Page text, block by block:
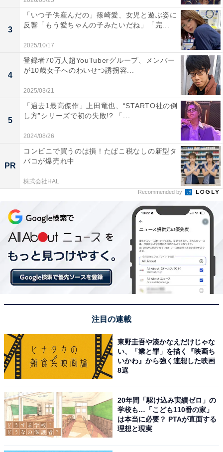
3
「いつ子供産んだの」篠崎愛、女児と遊ぶ姿に
反響「もう愛ちゃんの子みたいだね」「完...
2025/10/17
4
登録者70万人超YouTuberグループ、メンバー
が10歳女子へのわいせつ誘拐容...
2025/03/21
5
「過去1最高傑作」上田竜也、“STARTO社の倒
し方”シリーズで初の失敗!? 「...
2024/08/26
PR
コンビニで買うのは損！たばこ税なしの新型タ
バコが爆売れ中
株式会社HAL
Recommended by
注目の連載
東野圭吾や湊かなえだけじゃな
い、「業と罪」を描く『映画ち
いかわ』から強く連想した映画
8選
20年間「駆け込み実績ゼロ」の
学校も…「こども110番の家」
は本当に必要？ PTAが直面する
理想と現実